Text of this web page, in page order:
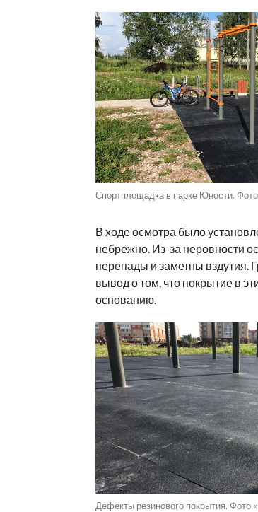
Спортплощадка в парке Юности.
В ходе осмотра было
небрежно. Из-за неровности
перепады и заметны вздутия.
вывод о том, что покрытие в
основанию.
Дефекты резинового покрытия. Фото